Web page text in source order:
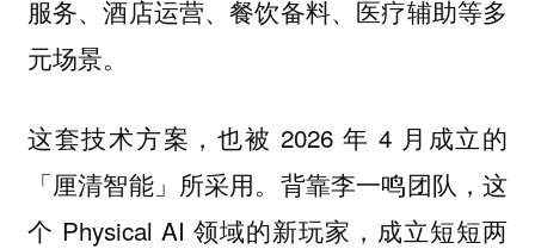
服务、酒店运营、餐饮备料、医疗辅助等多
元场景。
这套技术方案，也被 2026 年 4 月成立的
「厘清智能」所采用。背靠李一鸣团队，这
个 Physical AI 领域的新玩家， 成立短短两